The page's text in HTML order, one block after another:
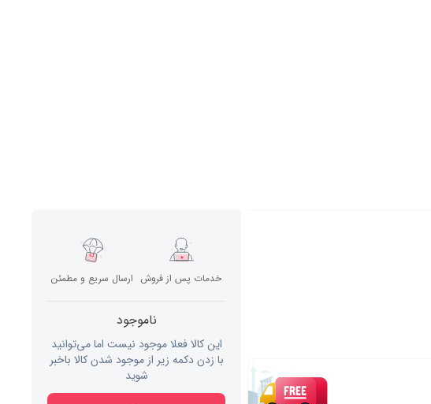
خدمات پس از فروش ارسال سریع و مطمئن
ناموجود
این کالا فعلا موجود نیست اما می‌توانید
با زدن دکمه زیر از موجود شدن کالا باخبر
شوید